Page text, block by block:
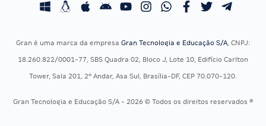
Concursos Saúde
Residência Multiprofissional
Gran é uma marca da empresa Gran Tecnologia e Educação S/A, CNPJ:
18.260.822/0001-77, SBS Quadra 02, Bloco J, Lote 10, Edifício Carlton
Tower, Sala 201, 2º Andar, Asa Sul, Brasília-DF, CEP 70.070-120.
Gran Tecnologia e Educação S/A - 2026 © Todos os direitos reservados ®